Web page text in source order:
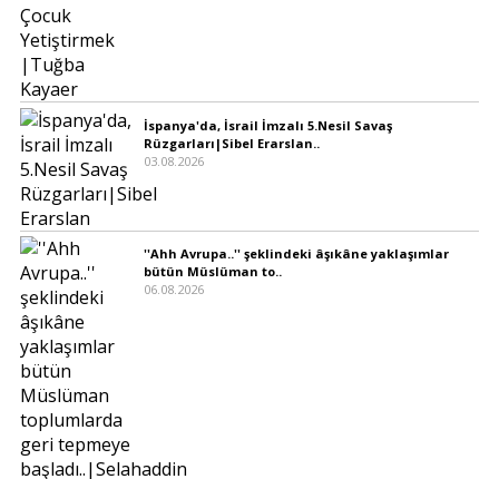
İspanya'da, İsrail İmzalı 5.Nesil Savaş
Rüzgarları|Sibel Erarslan..
03.08.2026
''Ahh Avrupa..'' şeklindeki âşıkâne yaklaşımlar
bütün Müslüman to..
06.08.2026